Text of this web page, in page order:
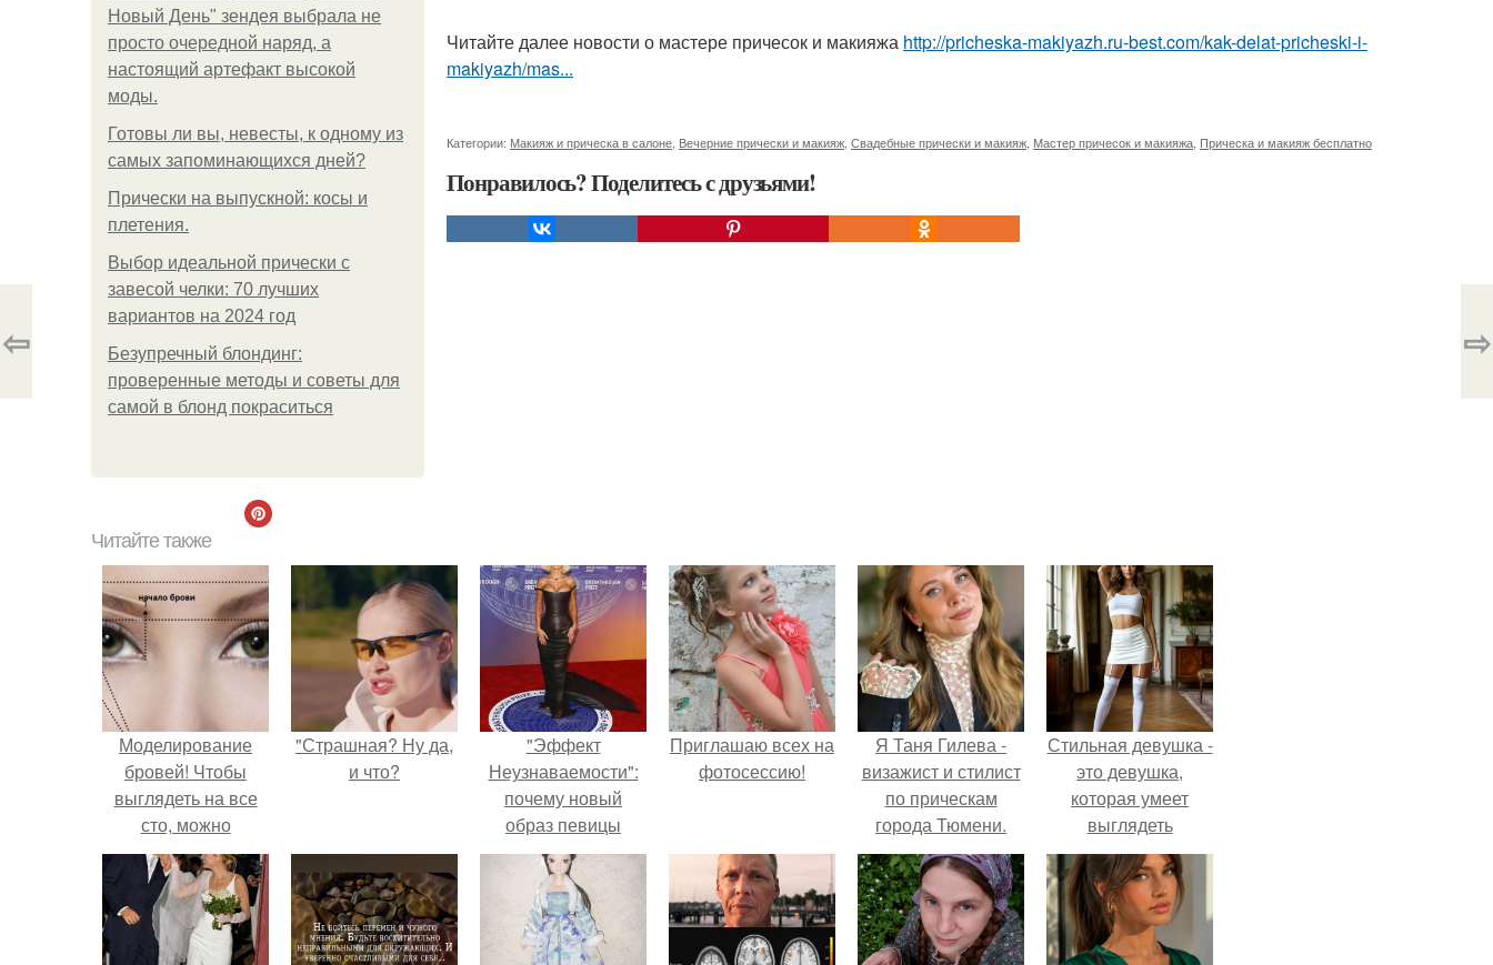
Новый День" зендея выбрала не
просто очередной наряд, а
настоящий артефакт высокой
моды.
Готовы ли вы, невесты, к одному из
самых запоминающихся дней?
Прически на выпускной: косы и
плетения.
Выбор идеальной прически с
завесой челки: 70 лучших
вариантов на 2024 год
Безупречный блондинг:
проверенные методы и советы для
самой в блонд покраситься
Читайте далее новости о мастере причесок и макияжа http://pricheska-makiyazh.ru-best.com/kak-delat-pricheski-i-
makiyazh/mas...
Категории: Макияж и прическа в салоне Вечерние прически и макияж Свадебные прически и макияж Мастер причесок и макияжа Прическа и макияж бесплатно
Понравилось? Поделитесь с друзьями!
⇦ ⇨
Читайте также
Моделирование
бровей! Чтобы
выглядеть на все
сто, можно
правильно нанести
макияж, сделать
сногсшибательную
прическу и удачно
подобрать наряд.
"Страшная? Ну да,
и что?
"Эффект
Неузнаваемости":
почему новый
образ певицы
вызвал споры о
гранях
возможного?
Приглашаю всех на
фотосессию!
Я Таня Гилева -
визажист и стилист
по прическам
города Тюмени.
Стильная девушка -
это девушка,
которая умеет
выглядеть
привлекательно и
элегантно в любои
ситуации.